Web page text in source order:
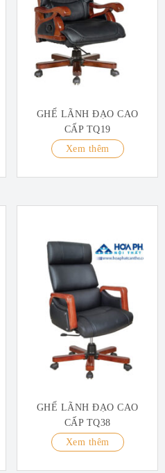
GHẾ LÃNH ĐẠO CAO
CẤP TQ19
Xem thêm
GHẾ LÃNH ĐẠO CAO
CẤP TQ38
Xem thêm